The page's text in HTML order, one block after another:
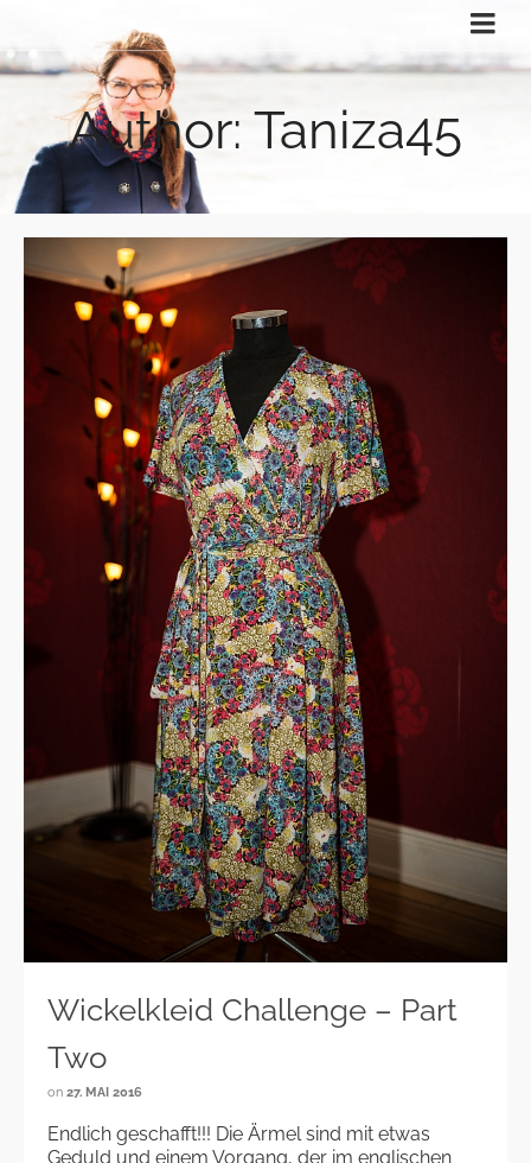
Author: Taniza45
Wickelkleid Challenge – Part
Two
on 27. MAI 2016
Endlich geschafft!!! Die Ärmel sind mit etwas
Geduld und einem Vorgang, der im englischen